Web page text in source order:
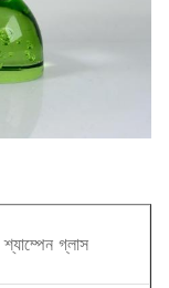
শ্যাম্পেন গ্লাস